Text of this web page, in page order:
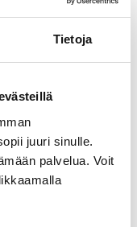
Tietoja
juuri sinulle.
palvelua. Voit
tekemistä.